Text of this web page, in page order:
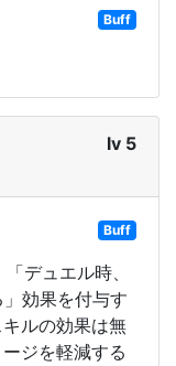
Buff
lv 5
Buff
デュエル時、
効果を付与す
ルの効果は無
ジを軽減する